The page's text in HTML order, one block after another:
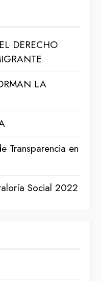
Estado 2021
Estado 2021
Estado 2021
del Estado 2022
del Estado 2022
del Estado 2022
Volumen IV
Volumen V
DERECHO
LA
Transparencia en
Social 2022